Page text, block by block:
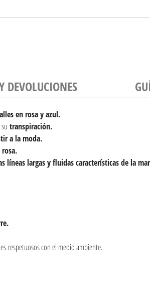
DEVOLUCIONES
en rosa y azul.
transpiración.
a la moda.
rosa.
largas y fluidas características de la
respetuosos con el medio ambiente.